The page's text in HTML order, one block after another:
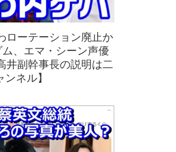
ローテーション廃止か
、エマ・シーン声優
井副幹事長の説明は二
ネル】